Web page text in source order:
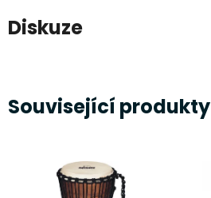
Diskuze
Související produkty